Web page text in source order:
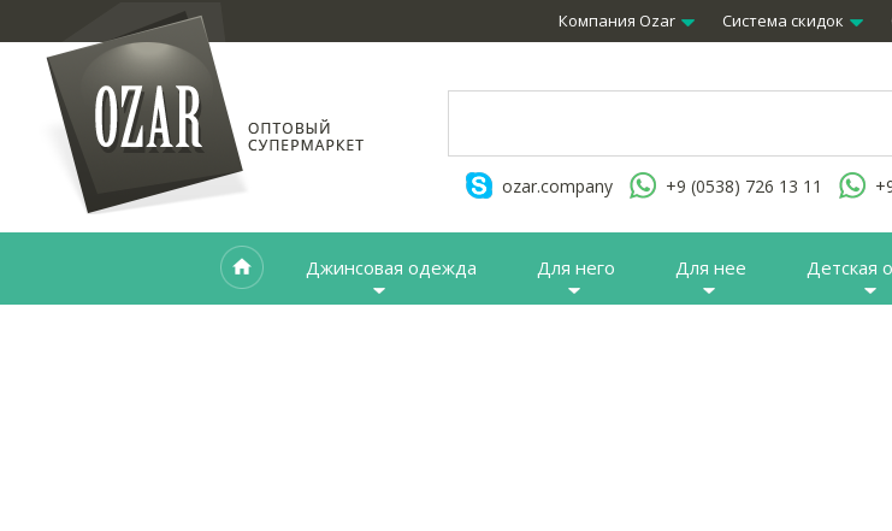
Компания Ozar Система скидок
ozar.company +9 (0538) 726 13 11
Джинсовая одежда Для него Для нее Детская